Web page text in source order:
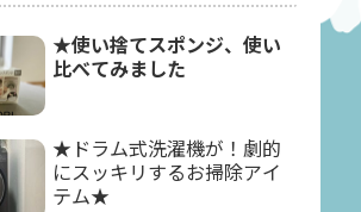
★使い捨てスポンジ、使い
比べてみました
★ドラム式洗濯機が！劇的
にスッキリするお掃除アイ
テム★